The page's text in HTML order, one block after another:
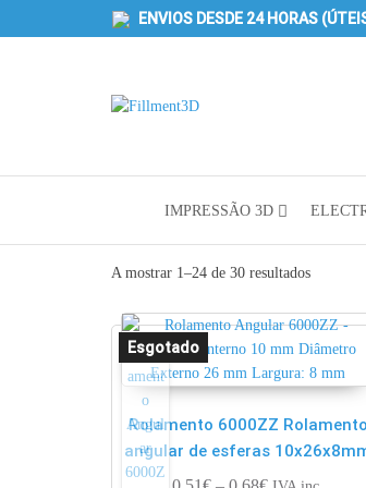
ENVIOS DESDE 24 HORAS
3D
IMPRESSÃO 3D
A mostrar 1–24 de 30 resultados
Rolamento 6000ZZ Rolamento
angular de esferas
Price range: